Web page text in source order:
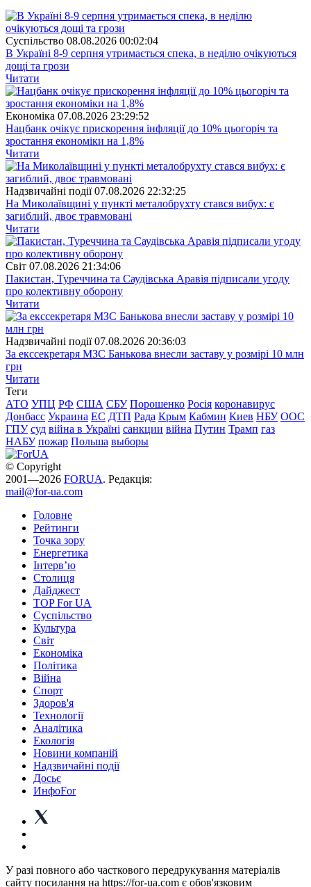
Суспiльство 08.08.2026 00:02:04
В Україні 8-9 серпня утримається спека, в неділю очікуються
дощі та грози
Читати
Економіка 07.08.2026 23:29:52
Нацбанк очікує прискорення інфляції до 10% цьогоріч та
зростання економіки на 1,8%
Читати
Надзвичайні події 07.08.2026 22:32:25
На Миколаївщині у пункті металобрухту стався вибух: є
загиблий, двоє травмовані
Читати
Свiт 07.08.2026 21:34:06
Пакистан, Туреччина та Саудівська Аравія підписали угоду
про колективну оборону
Читати
Надзвичайні події 07.08.2026 20:36:03
За екссекретаря МЗС Банькова внесли заставу у розмірі 10 млн
грн
Читати
Теги
АТО УПЦ РФ США СБУ Порошенко Росія коронавирус
Донбасс Украина ЕС ДТП Рада Крым Кабмин Киев НБУ ООС
ГПУ суд війна в Україні санкции війна Путин Трамп газ
НАБУ пожар Польша выборы
© Copyright
2001—2026 FORUA. Редакція:
mail@for-ua.com
Головне
Рейтинги
Точка зору
Енергетика
Інтерв’ю
Столиця
Дайджест
TOP For UA
Суспiльство
Культура
Світ
Економіка
Політика
Війна
Спорт
Здоров'я
Технології
Аналітика
Екологія
Новини компаній
Надзвичайні події
Досьє
ИнфоFor
У разі повного або часткового передрукування матеріалів
сайту посилання на https://for-ua.com є обов'язковим